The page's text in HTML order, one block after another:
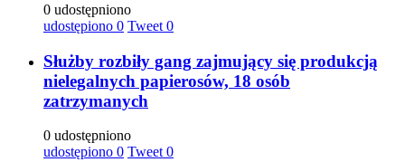
0 udostępniono
udostępiono 0 Tweet 0
Służby rozbiły gang zajmujący się produkcją
nielegalnych papierosów, 18 osób
zatrzymanych
0 udostępniono
udostępiono 0 Tweet 0